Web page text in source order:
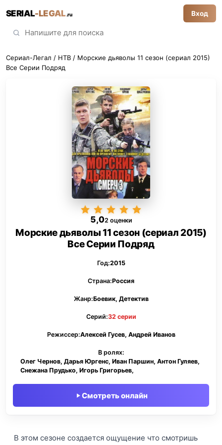
SERIAL-LEGAL.ru Вход
Сериал-Легал / НТВ / Морские дьяволы 11 сезон (сериал 2015)
Все Серии Подряд
5,02 оценки
Морские дьяволы 11 сезон (сериал 2015)
Все Серии Подряд
Год:2015
Страна:Россия
Жанр:Боевик, Детектив
Серий:32 серии
Режиссер:Алексей Гусев, Андрей Иванов
В ролях:
Олег Чернов, Дарья Юргенс, Иван Паршин, Антон Гуляев,
Снежана Прудько, Игорь Григорьев,
Смотреть онлайн
В этом сезоне создается ощущение что смотришь